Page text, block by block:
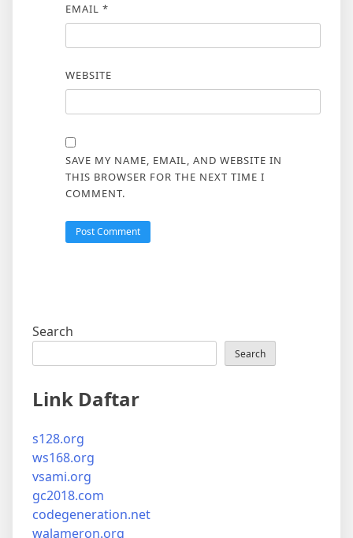
EMAIL *
WEBSITE
SAVE MY NAME, EMAIL, AND WEBSITE IN
THIS BROWSER FOR THE NEXT TIME I
COMMENT.
Search
Search
Link Daftar
s128.org
ws168.org
vsami.org
gc2018.com
codegeneration.net
walameron.org